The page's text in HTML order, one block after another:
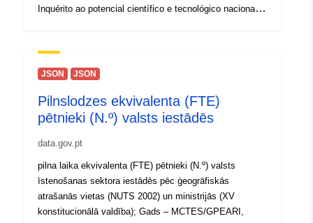
Inquérito ao potencial científico e tecnológico nacional -
JSON JSON
Pilnslodzes ekvivalenta (FTE)
pētnieki (N.º) valsts iestādēs
data.gov.pt
pilna laika ekvivalenta (FTE) pētnieki (N.º) valsts
īstenošanas sektora iestādēs pēc ģeogrāfiskās
atrašanās vietas (NUTS 2002) un ministrijās (XV
konstitucionālā valdība); Gads – MCTES/GPEARI,